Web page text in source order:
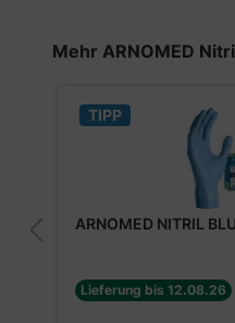
Produktgalerie
Mehr ARNOMED
TIPP
ARNOMED NITRIL
Lieferung bis 12.08.26